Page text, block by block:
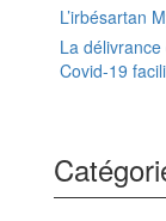
L’irbésartan
La
Covid-19